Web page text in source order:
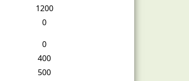
1200
0
0
400
500